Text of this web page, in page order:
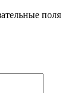
поля